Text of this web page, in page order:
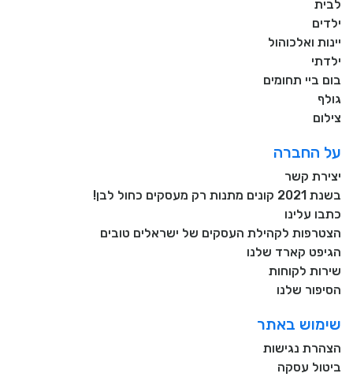
לבית
ילדים
יינות ואלכוהול
ילדתי
בום ביי תחומים
גולף
צילום
על החברה
יצירת קשר
בשנת 2021 קונים מתנות רק מעסקים כחול לבן!
כתבו עלינו
הצטרפות לקהילת העסקים של ישראלים טובים
הגיפט קארד שלנו
שירות לקוחות
הסיפור שלנו
שימוש באתר
הצהרת נגישות
ביטול עסקה